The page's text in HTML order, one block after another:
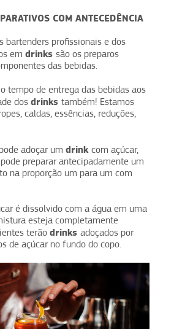
COM ANTECEDÊNCIA
bartenders profissionais e dos
em drinks são os preparos
das bebidas.
tempo de entrega das bebidas aos
dos drinks também! Estamos
caldas, essências, reduções,
adoçar um drink com açúcar,
preparar antecipadamente um
na proporção um para um com
é dissolvido com a água em uma
esteja completamente
terão drinks adoçados por
de açúcar no fundo do copo.